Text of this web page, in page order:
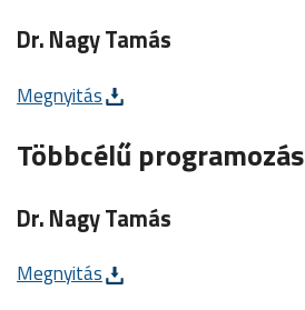
Dr. Nagy Tamás
Megnyitás
Többcélű programozás
Dr. Nagy Tamás
Megnyitás